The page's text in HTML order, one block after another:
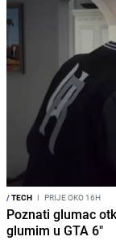
/TECH I PRIJE OKO 16H
Poznati glumac
glumim u GTA 6"